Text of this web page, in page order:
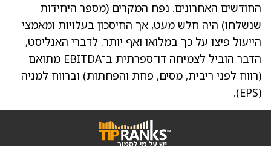
החודשים האחרונים. נפח המקרים (מספר היחידות
שנשלחו) היה חלש מעט, אך החיסכון בעלויות ומאמצי
הייעול פיצו על כך במלואו ואף יותר. לדברי האנליסט,
הדבר הוביל לצמיחה דו־ספרתית ב־EBITDA מתואם
(רווח לפני ריבית, מסים, פחת והפחתות) וברווח למניה
(EPS).